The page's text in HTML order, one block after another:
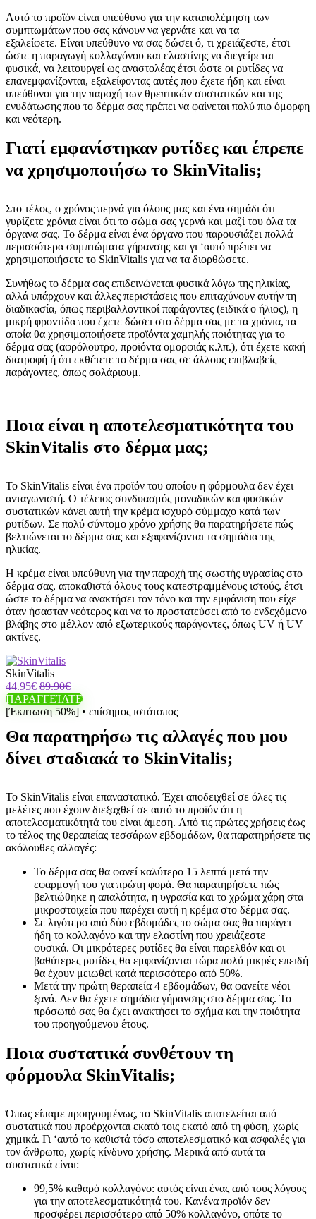
Αυτό το προϊόν είναι υπεύθυνο για την καταπολέμηση των
συμπτωμάτων που σας κάνουν να γερνάτε και να τα
εξαλείφετε. Είναι υπεύθυνο να σας δώσει ό, τι χρειάζεστε, έτσι
ώστε η παραγωγή κολλαγόνου και ελαστίνης να διεγείρεται
φυσικά, να λειτουργεί ως αναστολέας έτσι ώστε οι ρυτίδες να
επανεμφανίζονται, εξαλείφοντας αυτές που έχετε ήδη και είναι
υπεύθυνοι για την παροχή των θρεπτικών συστατικών και της
ενυδάτωσης που το δέρμα σας πρέπει να φαίνεται πολύ πιο όμορφη
και νεότερη.
Γιατί εμφανίστηκαν ρυτίδες και έπρεπε
να χρησιμοποιήσω το SkinVitalis;
Στο τέλος, ο χρόνος περνά για όλους μας και ένα σημάδι ότι
γυρίζετε χρόνια είναι ότι το σώμα σας γερνά και μαζί του όλα τα
όργανα σας. Το δέρμα είναι ένα όργανο που παρουσιάζει πολλά
περισσότερα συμπτώματα γήρανσης και γι ‘αυτό πρέπει να
χρησιμοποιήσετε το SkinVitalis για να τα διορθώσετε.
Συνήθως το δέρμα σας επιδεινώνεται φυσικά λόγω της ηλικίας,
αλλά υπάρχουν και άλλες περιστάσεις που επιταχύνουν αυτήν τη
διαδικασία, όπως περιβαλλοντικοί παράγοντες (ειδικά ο ήλιος), η
μικρή φροντίδα που έχετε δώσει στο δέρμα σας με τα χρόνια, τα
οποία θα χρησιμοποιήσετε προϊόντα χαμηλής ποιότητας για το
δέρμα σας (αφρόλουτρο, προϊόντα ομορφιάς κ.λπ.), ότι έχετε κακή
διατροφή ή ότι εκθέτετε το δέρμα σας σε άλλους επιβλαβείς
παράγοντες, όπως σολάριουμ.
Ποια είναι η αποτελεσματικότητα του
SkinVitalis στο δέρμα μας;
Το SkinVitalis είναι ένα προϊόν του οποίου η φόρμουλα δεν έχει
ανταγωνιστή. Ο τέλειος συνδυασμός μοναδικών και φυσικών
συστατικών κάνει αυτή την κρέμα ισχυρό σύμμαχο κατά των
ρυτίδων. Σε πολύ σύντομο χρόνο χρήσης θα παρατηρήσετε πώς
βελτιώνεται το δέρμα σας και εξαφανίζονται τα σημάδια της
ηλικίας.
Η κρέμα είναι υπεύθυνη για την παροχή της σωστής υγρασίας στο
δέρμα σας, αποκαθιστά όλους τους κατεστραμμένους ιστούς, έτσι
ώστε το δέρμα να ανακτήσει τον τόνο και την εμφάνιση που είχε
όταν ήσασταν νεότερος και να το προστατεύσει από το ενδεχόμενο
βλάβης στο μέλλον από εξωτερικούς παράγοντες, όπως UV ή UV
ακτίνες.
SkinVitalis
44.95€ 89.90€
ΠΑΡΑΓΓΕΊΛΤΕ
[Έκπτωση 50%] • επίσημος ιστότοπος
Θα παρατηρήσω τις αλλαγές που μου
δίνει σταδιακά το SkinVitalis;
Το SkinVitalis είναι επαναστατικό. Έχει αποδειχθεί σε όλες τις
μελέτες που έχουν διεξαχθεί σε αυτό το προϊόν ότι η
αποτελεσματικότητά του είναι άμεση. Από τις πρώτες χρήσεις έως
το τέλος της θεραπείας τεσσάρων εβδομάδων, θα παρατηρήσετε τις
ακόλουθες αλλαγές:
Το δέρμα σας θα φανεί καλύτερο 15 λεπτά μετά την
εφαρμογή του για πρώτη φορά. Θα παρατηρήσετε πώς
βελτιώθηκε η απαλότητα, η υγρασία και το χρώμα χάρη στα
μικροστοιχεία που παρέχει αυτή η κρέμα στο δέρμα σας.
Σε λιγότερο από δύο εβδομάδες το σώμα σας θα παράγει
ήδη το κολλαγόνο και την ελαστίνη που χρειάζεστε
φυσικά. Οι μικρότερες ρυτίδες θα είναι παρελθόν και οι
βαθύτερες ρυτίδες θα εμφανίζονται τώρα πολύ μικρές επειδή
θα έχουν μειωθεί κατά περισσότερο από 50%.
Μετά την πρώτη θεραπεία 4 εβδομάδων, θα φανείτε νέοι
ξανά. Δεν θα έχετε σημάδια γήρανσης στο δέρμα σας. Το
πρόσωπό σας θα έχει ανακτήσει το σχήμα και την ποιότητα
του προηγούμενου έτους.
Ποια συστατικά συνθέτουν τη
φόρμουλα SkinVitalis;
Όπως είπαμε προηγουμένως, το SkinVitalis αποτελείται από
συστατικά που προέρχονται εκατό τοις εκατό από τη φύση, χωρίς
χημικά. Γι ‘αυτό το καθιστά τόσο αποτελεσματικό και ασφαλές για
τον άνθρωπο, χωρίς κίνδυνο χρήσης. Μερικά από αυτά τα
συστατικά είναι:
99,5% καθαρό κολλαγόνο: αυτός είναι ένας από τους λόγους
για την αποτελεσματικότητά του. Κανένα προϊόν δεν
προσφέρει περισσότερο από 50% κολλαγόνο, οπότε το